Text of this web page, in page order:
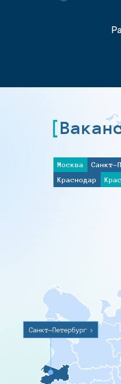
Москва Санкт-
Краснодар
Санкт-Петербург >